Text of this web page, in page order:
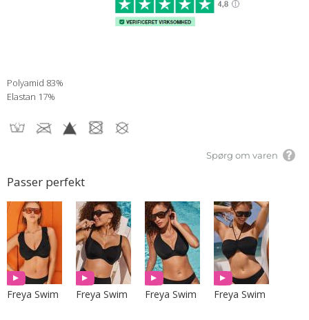
Polyamid 83%
Elastan 17%
Spørg om varen
Passer perfekt
Freya Swim Freya Swim Freya Swim Freya Swim